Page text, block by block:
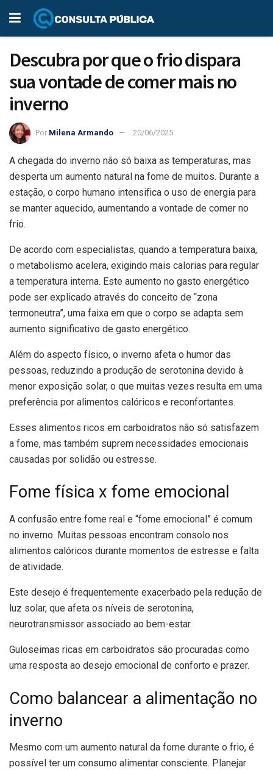
Descubra por que o frio dispara
sua vontade de comer mais no
inverno
Por Milena Armando 20/06/2025
A chegada do inverno não só baixa as temperaturas, mas
desperta um aumento natural na fome de muitos. Durante a
estação, o corpo humano intensifica o uso de energia para
se manter aquecido, aumentando a vontade de comer no
frio.
De acordo com especialistas, quando a temperatura baixa,
o metabolismo acelera, exigindo mais calorias para regular
a temperatura interna. Este aumento no gasto energético
pode ser explicado através do conceito de “zona
termoneutra”, uma faixa em que o corpo se adapta sem
aumento significativo de gasto energético.
Além do aspecto físico, o inverno afeta o humor das
pessoas, reduzindo a produção de serotonina devido à
menor exposição solar, o que muitas vezes resulta em uma
preferência por alimentos calóricos e reconfortantes.
Esses alimentos ricos em carboidratos não só satisfazem
a fome, mas também suprem necessidades emocionais
causadas por solidão ou estresse.
Fome física x fome emocional
A confusão entre fome real e “fome emocional” é comum
no inverno. Muitas pessoas encontram consolo nos
alimentos calóricos durante momentos de estresse e falta
de atividade.
Este desejo é frequentemente exacerbado pela redução de
luz solar, que afeta os níveis de serotonina,
neurotransmissor associado ao bem-estar.
Guloseimas ricas em carboidratos são procuradas como
uma resposta ao desejo emocional de conforto e prazer.
Como balancear a alimentação no
inverno
Mesmo com um aumento natural da fome durante o frio, é
possível ter um consumo alimentar consciente. Planejar